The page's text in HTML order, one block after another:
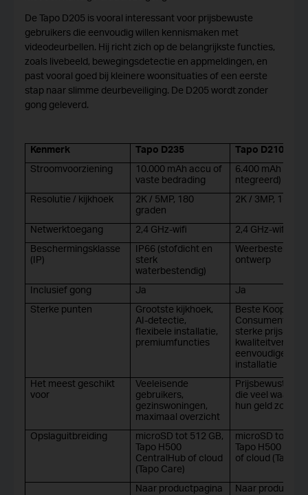
De Tapo D205 is vooral interessant voor prijsbewuste
gebruikers die eenvoudig willen kennismaken met
videodeurbellen. Hij richt zich op de belangrijkste functies,
zoals livebeeld, bewegingsdetectie en appmeldingen, en
past vooral goed bij kleinere woonsituaties of een eerste
stap naar slimme deurbeveiliging. De D205 wordt zonder
gong geleverd.
Kenmerk Tapo D235
Tapo D210
Stroomvoorziening
10.000 mAh accu of
vaste bedrading
6.400 mAh accu
ntegreerd)
Resolutie / kijkhoek
2K / 5MP, 180
graden
2K / 3MP, 160
Netwerktoegang 2,4 GHz-wifi
2,4 GHz-wifi
Beschermingsklasse
(IP)
IP66 (stofdicht en
sterk
waterbestendig)
Weerbestendig
ontwerp
Inclusief gong Ja
Ja
Sterke punten
Grootste kijkhoek,
AI-detectie,
flexibele installatie,
premiumfuncties
Beste Koop
sterke prijs-
eenvoudige
installatie
Het meest geschikt
voor
Veeleisende
gebruikers,
gezinswoningen,
maximaal overzicht
Prijsbewuste
die veel waarde
hun geld zoeken
Opslaguitbreiding
microSD tot 512 GB,
Tapo H500
CentralHub of cloud
(Tapo Care)
microSD tot 512
Tapo H500
of cloud (Tapo
Naar productpagina Naar